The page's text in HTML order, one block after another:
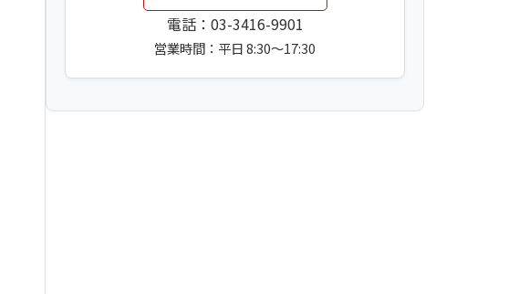
電話： 03-3416-9901
営業時間：平日 8:30～17:30